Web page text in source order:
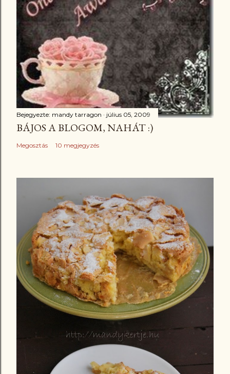
Bejegyezte: mandy tarragon július 05, 2009
BÁJOS A BLOGOM, NAHÁT :)
Megosztás 10 megjegyzés